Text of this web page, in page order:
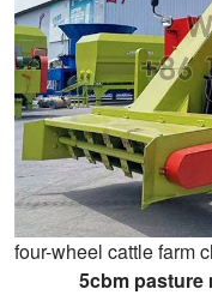
four-wheel cattle farm
5cbm pasture